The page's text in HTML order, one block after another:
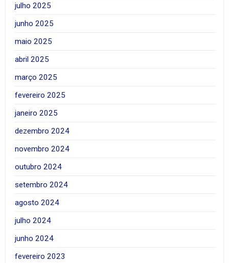
julho 2025
junho 2025
maio 2025
abril 2025
março 2025
fevereiro 2025
janeiro 2025
dezembro 2024
novembro 2024
outubro 2024
setembro 2024
agosto 2024
julho 2024
junho 2024
fevereiro 2023